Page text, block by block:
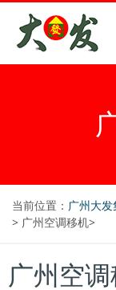
当前位置： 广州大发
> 广州空调移机>
广州空